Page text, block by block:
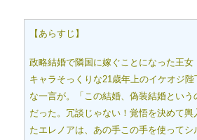
【あらすじ】
政略結婚で隣国に嫁ぐことになった王
キャラそっくりな21歳年上のイケオジ
な一言が。「この結婚、偽装結婚とい
だった。冗談じゃない！覚悟を決めて
たエレノアは、あの手この手を使って